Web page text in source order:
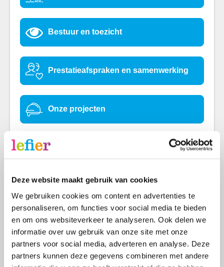
Deze website maakt gebruik van cookies
We gebruiken cookies om content en advertenties te
personaliseren, om functies voor social media te bieden
en om ons websiteverkeer te analyseren. Ook delen we
informatie over uw gebruik van onze site met onze
partners voor social media, adverteren en analyse. Deze
partners kunnen deze gegevens combineren met andere
Bestuur en toezicht
Prestatieafspraken en samenwerking
Onze projecten
Lefier Pakt Aan!
Makelaardij Lefier
Werken in opdracht van Lefier
Deel deze pagina